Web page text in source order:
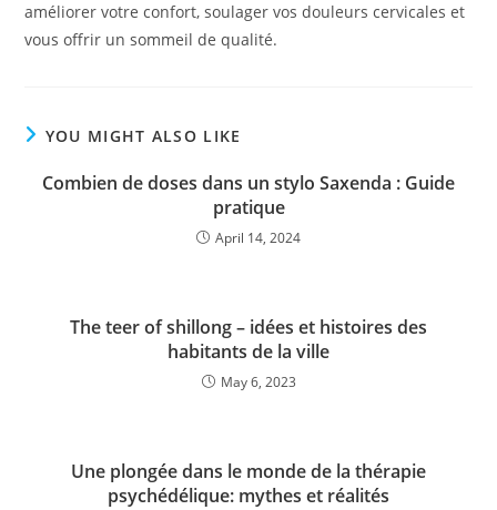
améliorer votre confort, soulager vos douleurs cervicales et
vous offrir un sommeil de qualité.
YOU MIGHT ALSO LIKE
Combien de doses dans un stylo Saxenda : Guide
pratique
April 14, 2024
The teer of shillong – idées et histoires des
habitants de la ville
May 6, 2023
Une plongée dans le monde de la thérapie
psychédélique: mythes et réalités